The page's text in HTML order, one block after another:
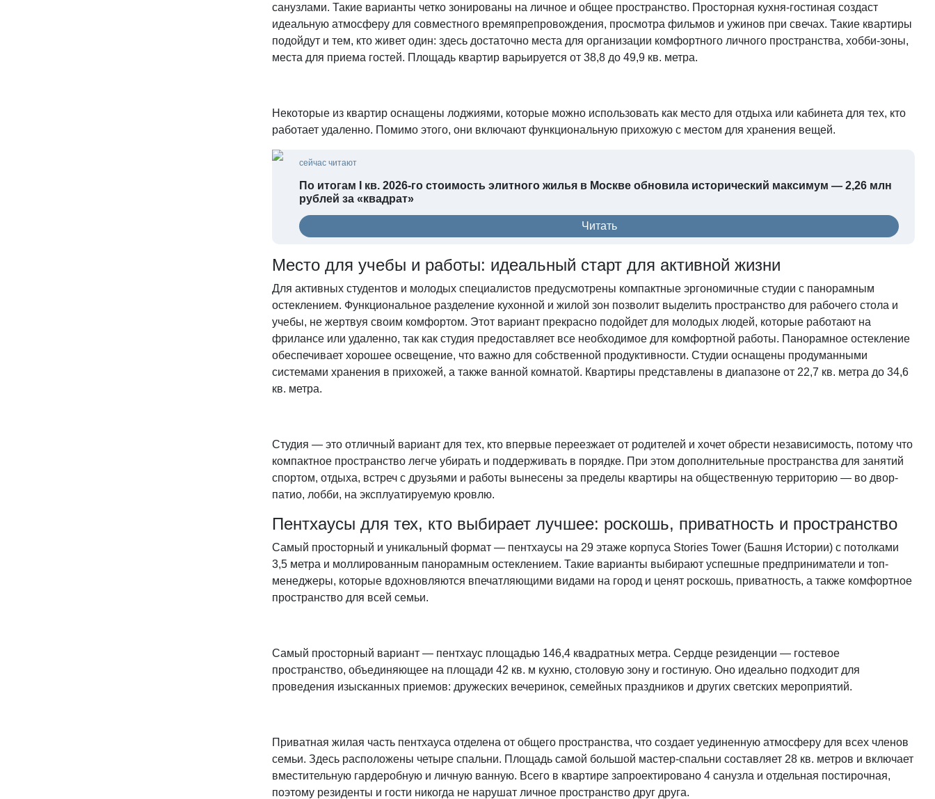
санузлами. Такие варианты четко зонированы на личное и общее пространство. Просторная кухня-гостиная создаст
идеальную атмосферу для совместного времяпрепровождения, просмотра фильмов и ужинов при свечах. Такие квартиры
подойдут и тем, кто живет один: здесь достаточно места для организации комфортного личного пространства, хобби-зоны,
места для приема гостей. Площадь квартир варьируется от 38,8 до 49,9 кв. метра.
Некоторые из квартир оснащены лоджиями, которые можно использовать как место для отдыха или кабинета для тех, кто
работает удаленно. Помимо этого, они включают функциональную прихожую с местом для хранения вещей.
сейчас читают
По итогам I кв. 2026-го стоимость элитного жилья в Москве обновила исторический максимум — 2,26 млн
рублей за «квадрат»
Читать
Место для учебы и работы: идеальный старт для активной жизни
Для активных студентов и молодых специалистов предусмотрены компактные эргономичные студии с панорамным
остеклением. Функциональное разделение кухонной и жилой зон позволит выделить пространство для рабочего стола и
учебы, не жертвуя своим комфортом. Этот вариант прекрасно подойдет для молодых людей, которые работают на
фрилансе или удаленно, так как студия предоставляет все необходимое для комфортной работы. Панорамное остекление
обеспечивает хорошее освещение, что важно для собственной продуктивности. Студии оснащены продуманными
системами хранения в прихожей, а также ванной комнатой. Квартиры представлены в диапазоне от 22,7 кв. метра до 34,6
кв. метра.
Студия — это отличный вариант для тех, кто впервые переезжает от родителей и хочет обрести независимость, потому что
компактное пространство легче убирать и поддерживать в порядке. При этом дополнительные пространства для занятий
спортом, отдыха, встреч с друзьями и работы вынесены за пределы квартиры на общественную территорию — во двор-
патио, лобби, на эксплуатируемую кровлю.
Пентхаусы для тех, кто выбирает лучшее: роскошь, приватность и пространство
Самый просторный и уникальный формат — пентхаусы на 29 этаже корпуса Stories Tower (Башня Истории) с потолками
3,5 метра и моллированным панорамным остеклением. Такие варианты выбирают успешные предприниматели и топ-
менеджеры, которые вдохновляются впечатляющими видами на город и ценят роскошь, приватность, а также комфортное
пространство для всей семьи.
Самый просторный вариант — пентхаус площадью 146,4 квадратных метра. Сердце резиденции — гостевое
пространство, объединяющее на площади 42 кв. м кухню, столовую зону и гостиную. Оно идеально подходит для
проведения изысканных приемов: дружеских вечеринок, семейных праздников и других светских мероприятий.
Приватная жилая часть пентхауса отделена от общего пространства, что создает уединенную атмосферу для всех членов
семьи. Здесь расположены четыре спальни. Площадь самой большой мастер-спальни составляет 28 кв. метров и включает
вместительную гардеробную и личную ванную. Всего в квартире запроектировано 4 санузла и отдельная постирочная,
поэтому резиденты и гости никогда не нарушат личное пространство друг друга.